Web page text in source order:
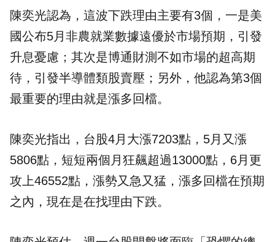
陳奕光認為，這波下跌理由主要有3個，一是美
國公布5月非農就業數據遠優於市場預期，引發
升息憂慮；其次是博通財測不如市場的超高期
待，引發半導體類股賣壓；另外，他認為第3個
最重要的理由就是漲多回檔。
陳奕光指出，台股4月大漲7203點，5月又漲
5806點，短短兩個月狂飆超過13000點，6月更
攻上46552點，漲勢又急又猛，漲多回檔在預期
之內，現在是在找理由下跌。